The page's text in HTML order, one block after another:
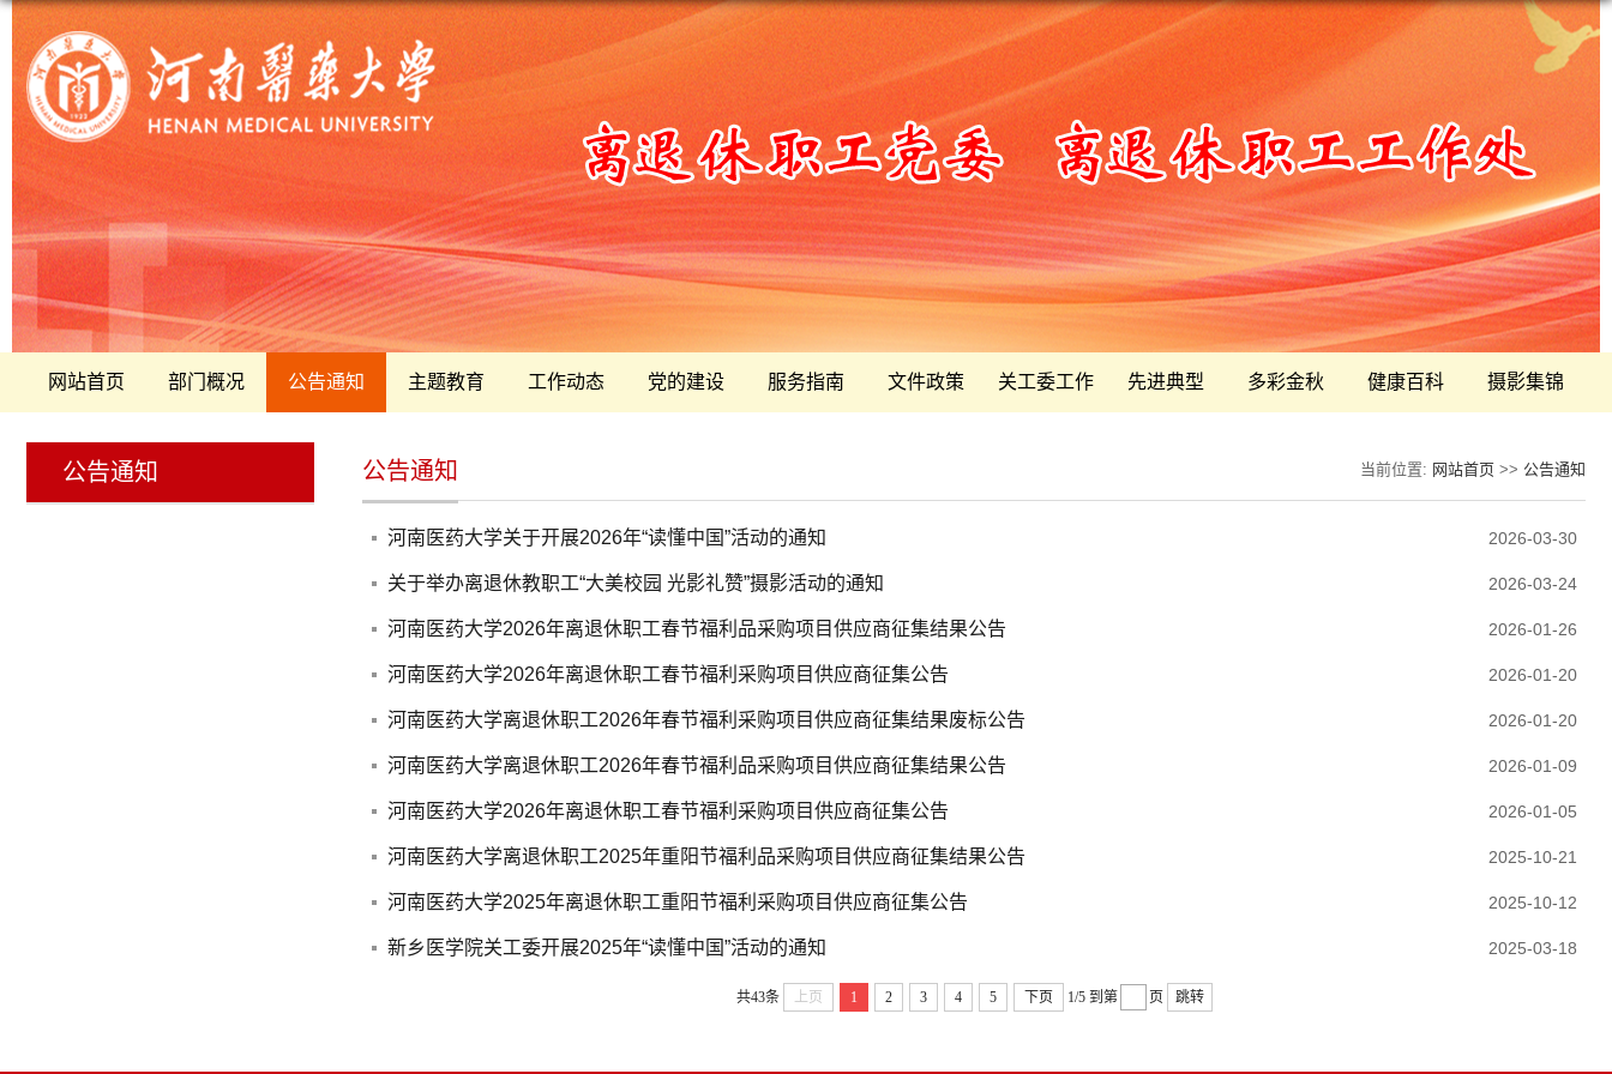
网站首页 部门概况 公告通知 主题教育 工作动态 党的建设 服务指南 文件政策 关工委工作 先进典型 多彩金秋 健康百科 摄影集锦
公告通知 当前位置: 网站首页 >> 公告通知
公告通知
河南医药大学关于开展2026年“读懂中国”活动的通知 2026-03-30
关于举办离退休教职工“大美校园 光影礼赞”摄影活动的通知 2026-03-24
河南医药大学2026年离退休职工春节福利品采购项目供应商征集结果公告 2026-01-26
河南医药大学2026年离退休职工春节福利采购项目供应商征集公告 2026-01-20
河南医药大学离退休职工2026年春节福利采购项目供应商征集结果废标公告 2026-01-20
河南医药大学离退休职工2026年春节福利品采购项目供应商征集结果公告 2026-01-09
河南医药大学2026年离退休职工春节福利采购项目供应商征集公告 2026-01-05
河南医药大学离退休职工2025年重阳节福利品采购项目供应商征集结果公告 2025-10-21
河南医药大学2025年离退休职工重阳节福利采购项目供应商征集公告 2025-10-12
新乡医学院关工委开展2025年“读懂中国”活动的通知 2025-03-18
共43条 上页 1 2 3 4 5 下页 1/5 到第 页 跳转